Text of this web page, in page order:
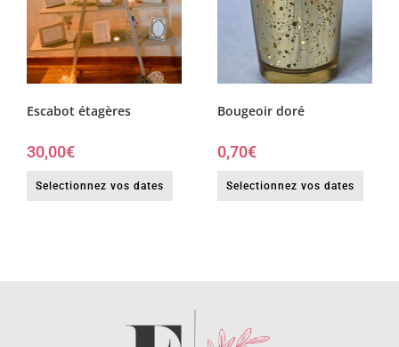
Escabot étagères
30,00€
Selectionnez vos dates
Bougeoir doré
0,70€
Selectionnez vos dates